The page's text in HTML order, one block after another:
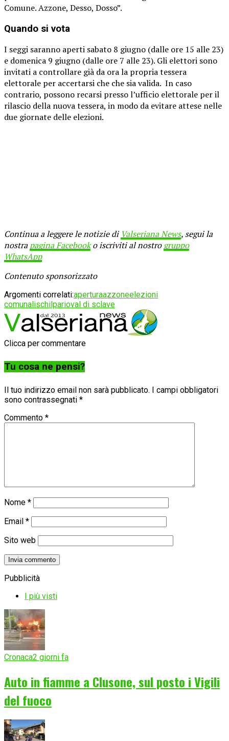
Comune. Azzone, Desso, Dosso”.
Quando si vota
I seggi saranno aperti sabato 8 giugno (dalle ore 15 alle 23)
e domenica 9 giugno (dalle ore 7 alle 23). Gli elettori sono
invitati a controllare già da ora la propria tessera
elettorale per accertarsi che che sia valida. In caso
contrario, possono recarsi presso l’ufficio elettorale per il
rilascio della nuova tessera, in modo da evitare attese nelle
due giornate delle elezioni.
Continua a leggere le notizie di Valseriana News, segui la
nostrapagina Facebooko iscriviti al nostrogruppo
WhatsApp
Contenuto sponsorizzato
Argomenti correlati:aperturaazzoneelezioni
comunalischilparioval di sclave
Clicca per commentare
Tu cosa ne pensi?
Il tuo indirizzo email non sarà pubblicato.
I campi obbligatori
sono contrassegnati *
Commento *
Nome *
Email *
Sito web
Pubblicità
I più visti
Cronaca2 giorni fa
Auto in fiamme a Clusone, sul posto i Vigili
del fuoco